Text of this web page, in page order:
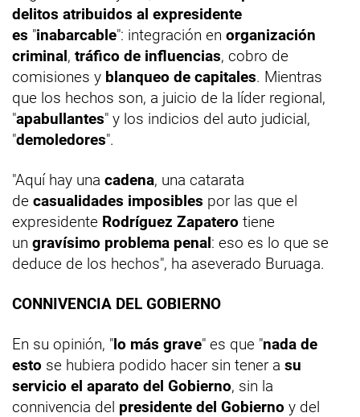
delitos atribuidos al expresidente
es "inabarcable": integración en organización
criminal, tráfico de influencias, cobro de
comisiones y blanqueo de capitales. Mientras
que los hechos son, a juicio de la líder regional,
"apabullantes" y los indicios del auto judicial,
"demoledores".
"Aquí hay una cadena, una catarata
de casualidades imposibles por las que el
expresidente Rodríguez Zapatero tiene
un gravísimo problema penal: eso es lo que se
deduce de los hechos", ha aseverado Buruaga.
CONNIVENCIA DEL GOBIERNO
En su opinión, "lo más grave" es que "nada de
esto se hubiera podido hacer sin tener a su
servicio el aparato del Gobierno, sin la
connivencia del presidente del Gobierno y del